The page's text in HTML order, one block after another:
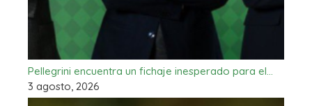
Pellegrini encuentra un fichaje inesperado para el…
3 agosto, 2026